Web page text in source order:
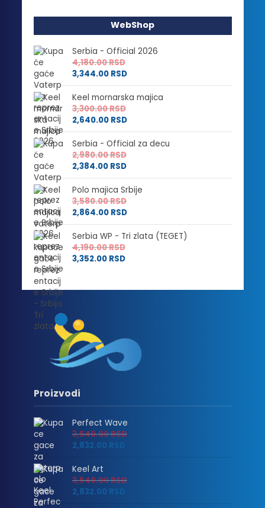
WebShop
Serbia - Official 2026
4,180.00RSD
3,344.00 RSD
Keel mornarska majica
3,300.00RSD
2,640.00 RSD
Serbia - Official za decu
2,980.00RSD
2,384.00 RSD
Polo majica Srbije
3,580.00RSD
2,864.00 RSD
Serbia WP - Tri zlata (TEGET)
4,190.00RSD
3,352.00 RSD
Proizvodi
Perfect Wave
3,540.00RSD
2,832.00 RSD
Keel Art
3,540.00RSD
2,832.00 RSD